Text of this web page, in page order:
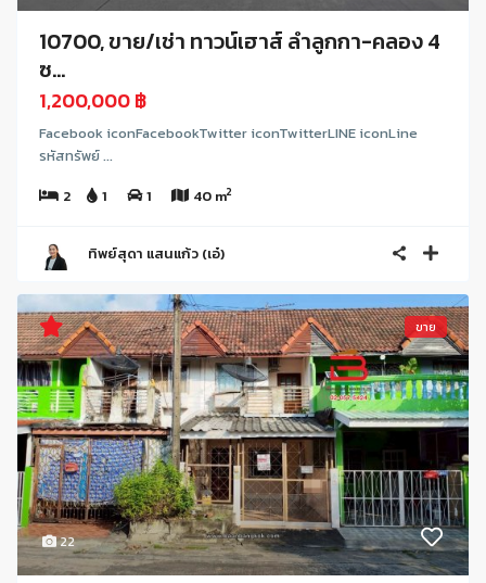
10700, ขาย/เช่า ทาวน์เฮาส์ ลำลูกกา-คลอง 4
ซ...
1,200,000 ฿
Facebook iconFacebookTwitter iconTwitterLINE iconLine
รหัสทรัพย์ ...
2
1 1 40 m2
ทิพย์สุดา แสนแก้ว (เอ๋)
22
ขาย